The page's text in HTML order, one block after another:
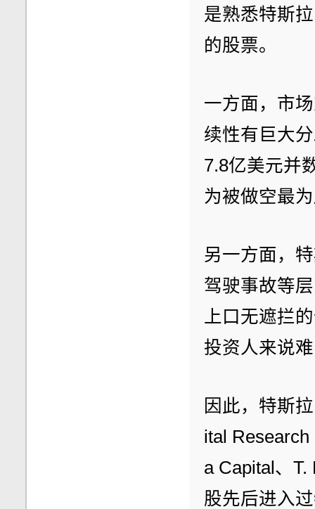
是熟悉特斯
的股票。
一方面，市
续性有巨大
7.8亿美元并
为被做空最
另一方面，
驾驶事故等
上口无遮拦
投资人来说
因此，特斯
ital
a Capital、
股先后进入